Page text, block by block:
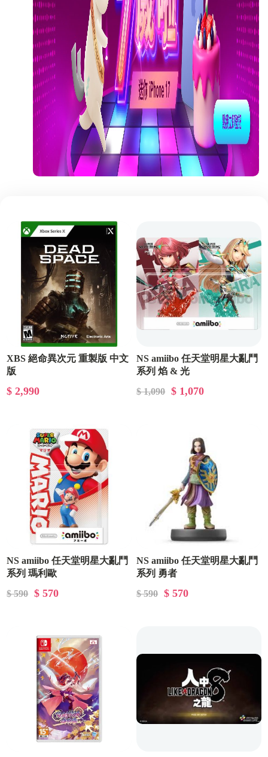
XBS 絕命異次元 重製版 中文
版
$ 2,990
NS amiibo 任天堂明星大亂鬥
系列 焰 & 光
$ 1,090
$ 1,070
NS amiibo 任天堂明星大亂鬥
系列 瑪利歐
$ 590
$ 570
NS amiibo 任天堂明星大亂鬥
系列 勇者
$ 590
$ 570